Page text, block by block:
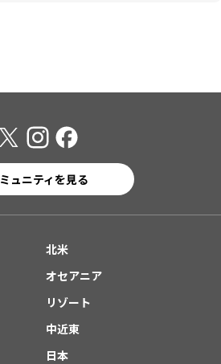
ュニティを見る
北米
オセアニア
リゾート
中近東
日本